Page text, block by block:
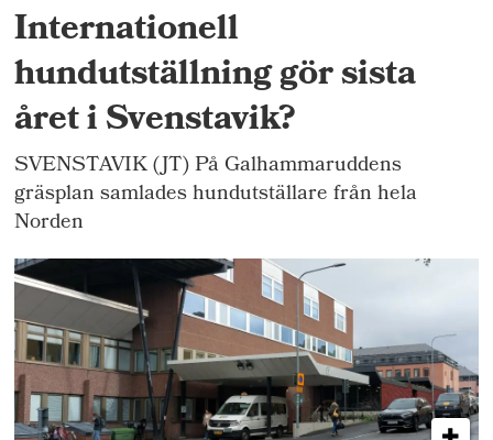
Internationell
hundutställning gör sista
året i Svenstavik?
SVENSTAVIK (JT) På Galhammaruddens
gräsplan samlades hundutställare från hela
Norden